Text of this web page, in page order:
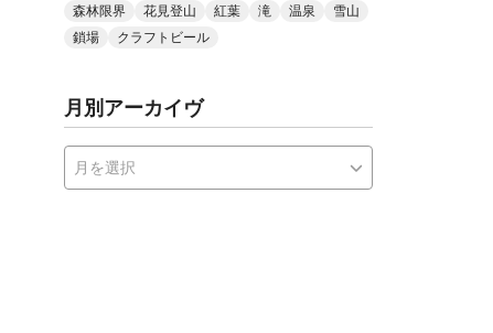
森林限界
花見登山 紅葉 滝 温泉
雪山
鎖場
クラフトビール
月別アーカイヴ